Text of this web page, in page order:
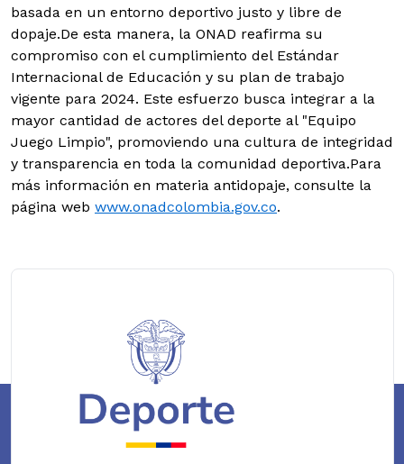
basada en un entorno deportivo justo y libre de
dopaje.De esta manera, la ONAD reafirma su
compromiso con el cumplimiento del Estándar
Internacional de Educación y su plan de trabajo
vigente para 2024. Este esfuerzo busca integrar a la
mayor cantidad de actores del deporte al "Equipo
Juego Limpio", promoviendo una cultura de integridad
y transparencia en toda la comunidad deportiva.Para
más información en materia antidopaje, consulte la
página web www.onadcolombia.gov.co.